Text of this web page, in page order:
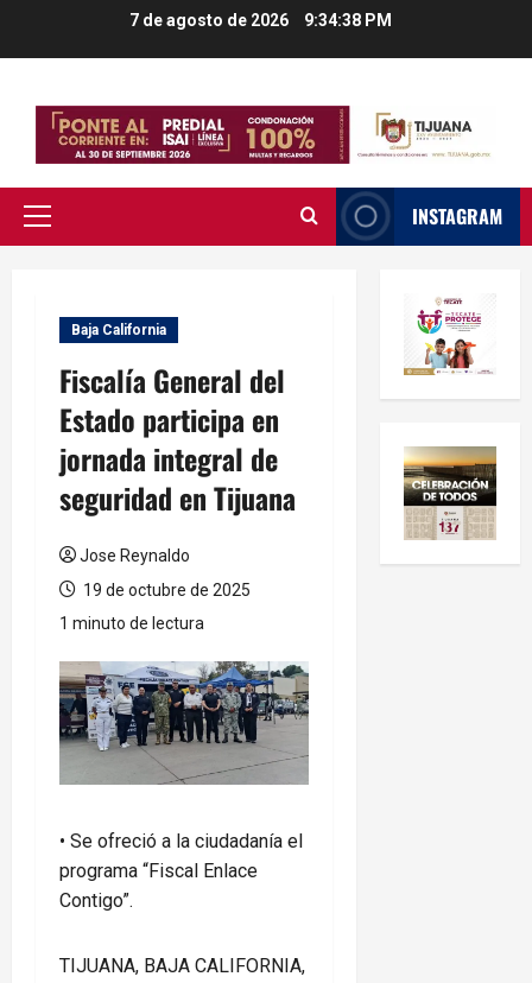
7 de agosto de 2026 9:34:39 PM
Menú
INSTAGRAM
Baja California
Fiscalía General del
Estado participa en
jornada integral de
seguridad en Tijuana
Jose Reynaldo
19 de octubre de 2025
1 minuto de lectura
•⁠ ⁠Se ofreció a la ciudadanía el
programa “Fiscal Enlace
Contigo”.
TIJUANA, BAJA CALIFORNIA,